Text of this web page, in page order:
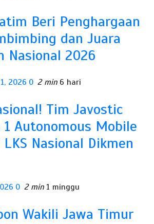
Beri Penghargaan
dan Juara
Nasional 2026
2026 0 2 min 6 hari
Tim Javostic
Autonomous Mobile
Nasional Dikmen
0 2 min 1 minggu
Wakili Jawa Timur